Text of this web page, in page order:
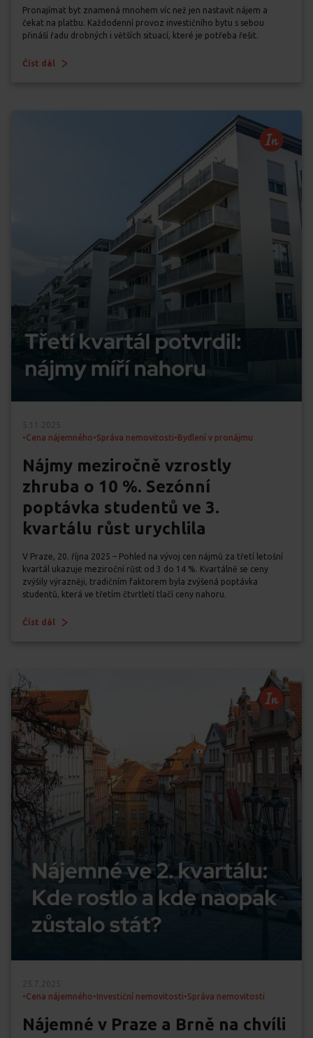
Pronajímat byt znamená mnohem víc než jen nastavit nájem a
čekat na platbu. Každodenní provoz investičního bytu s sebou
přináší řadu drobných i větších situací, které je potřeba řešit.
Číst dál
5.11.2025
•Cena nájemného•Správa nemovitosti•Bydlení v pronájmu
Nájmy meziročně vzrostly
zhruba o 10 %. Sezónní
poptávka studentů ve 3.
kvartálu růst urychlila
V Praze, 20. října 2025 – Pohled na vývoj cen nájmů za třetí letošní
kvartál ukazuje meziroční růst od 3 do 14 %. Kvartálně se ceny
zvýšily výrazněji, tradičním faktorem byla zvýšená poptávka
studentů, která ve třetím čtvrtletí tlačí ceny nahoru.
Číst dál
25.7.2025
•Cena nájemného•Investiční nemovitosti•Správa nemovitosti
Nájemné v Praze a Brně na chvíli